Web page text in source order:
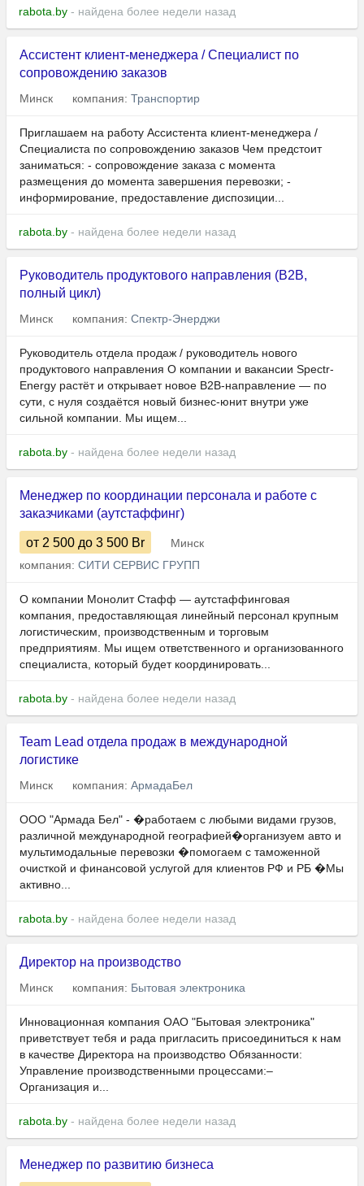
rabota.by - найдена более недели назад
Ассистент клиент-менеджера / Специалист по
сопровождению заказов
Минск компания: Транспортир
Приглашаем на работу Ассистента клиент-менеджера /
Специалиста по сопровождению заказов Чем предстоит
заниматься: - сопровождение заказа с момента
размещения до момента завершения перевозки; -
информирование, предоставление диспозиции...
rabota.by - найдена более недели назад
Руководитель продуктового направления (B2B,
полный цикл)
Минск компания: Спектр-Энерджи
Руководитель отдела продаж / руководитель нового
продуктового направления О компании и вакансии Spectr-
Energy растёт и открывает новое B2B-направление — по
сути, с нуля создаётся новый бизнес-юнит внутри уже
сильной компании. Мы ищем...
rabota.by - найдена более недели назад
Менеджер по координации персонала и работе с
заказчиками (аутстаффинг)
от 2 500 до 3 500 Br
Минск
компания: СИТИ СЕРВИС ГРУПП
О компании Монолит Стафф — аутстаффинговая
компания, предоставляющая линейный персонал крупным
логистическим, производственным и торговым
предприятиям. Мы ищем ответственного и организованного
специалиста, который будет координировать...
rabota.by - найдена более недели назад
Team Lead отдела продаж в международной
логистике
Минск компания: АрмадаБел
ООО "Армада Бел" - �работаем с любыми видами грузов,
различной международной географией�организуем авто и
мультимодальные перевозки �помогаем с таможенной
очисткой и финансовой услугой для клиентов РФ и РБ �Мы
активно...
rabota.by - найдена более недели назад
Директор на производство
Минск компания: Бытовая электроника
Инновационная компания ОАО "Бытовая электроника"
приветствует тебя и рада пригласить присоединиться к нам
в качестве Директора на производство Обязанности:
Управление производственными процессами:–
Организация и...
rabota.by - найдена более недели назад
Менеджер по развитию бизнеса